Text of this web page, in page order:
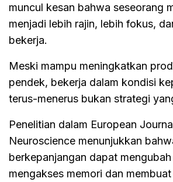
muncul kesan bahwa seseorang
menjadi lebih rajin, lebih fokus,
bekerja.
Meski mampu meningkatkan
pendek, bekerja dalam kondisi
terus-menerus bukan strategi
Penelitian dalam European
Neuroscience menunjukkan
berkepanjangan dapat
mengakses memori dan